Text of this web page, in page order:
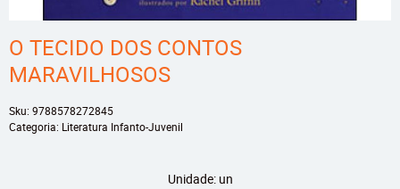
O TECIDO DOS CONTOS
MARAVILHOSOS
Sku: 9788578272845
Categoria: Literatura Infanto-Juvenil
Unidade: un